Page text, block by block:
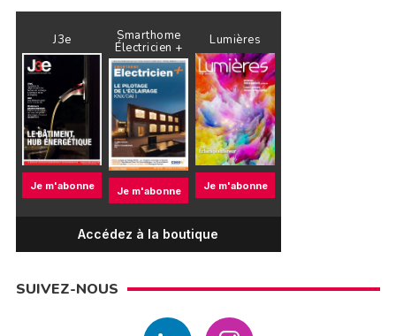
J3e
Je m'abonne
Smarthome
Électricien +
Je m'abonne
Lumières
Je m'abonne
Accédez à la boutique
SUIVEZ-NOUS